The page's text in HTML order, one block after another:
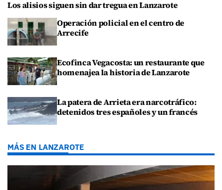
Los alisios siguen sin dar tregua en Lanzarote
Operación policial en el centro de
Arrecife
Ecofinca Vegacosta: un restaurante que
homenajea la historia de Lanzarote
La patera de Arrieta era narcotráfico:
detenidos tres españoles y un francés
MÁS EN LANZAROTE